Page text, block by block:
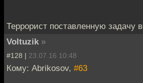
Террорист поставленную задачу
Voltuzik »
#128 | 23.07.16 10:48
Кому: Abrikosov, #63